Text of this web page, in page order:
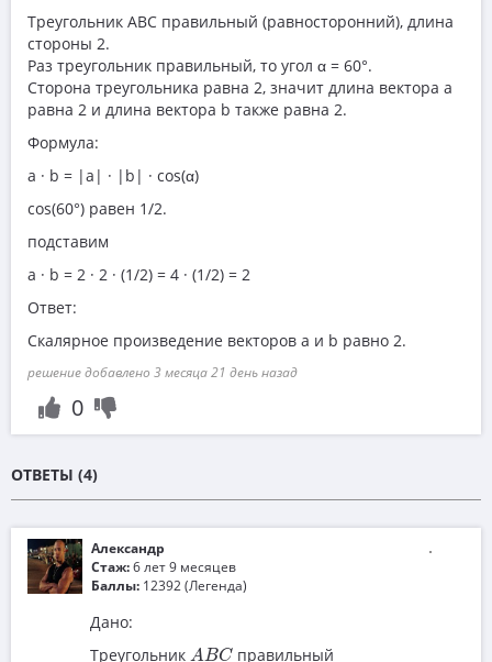
Треугольник ABC правильный (равносторонний), длина
стороны 2.
Раз треугольник правильный, то угол α = 60°.
Сторона треугольника равна 2, значит длина вектора a
равна 2 и длина вектора b также равна 2.
Формула:
a · b = |a| · |b| · cos(α)
cos(60°) равен 1/2.
подставим
a · b = 2 · 2 · (1/2) = 4 · (1/2) = 2
Ответ:
Скалярное произведение векторов a и b равно 2.
решение добавлено 3 месяца 21 день назад
0
ОТВЕТЫ (4)
Александр
Стаж:6 лет 9 месяцев
Баллы: 12392 (Легенда)
Дано:
Треугольник ABC
A BC правильный